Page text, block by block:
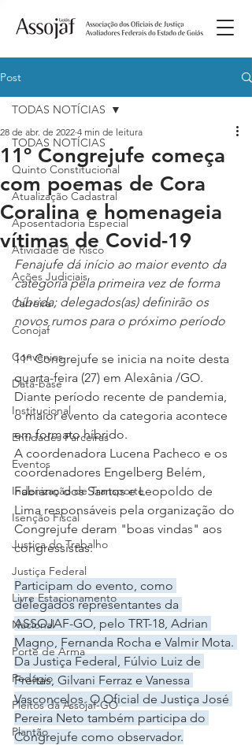
Post
TODAS NOTÍCIAS
Quinto Constitucional
Atualização Cadastral
Aposentadoria Especial
Atividade de Risco
Ações Judiciais
Carreira
Conojaf
Convênios
Data-base
Institucional
Entidades Parceiras
Eventos
Indenização de Transporte
Isenção Fiscal
Justiça do Trabalho
Justiça Federal
Livre Estacionamento
Nacional
Porte de Arma
Pedágio
Pleitos da Assojaf-GO
Plantão
TODAS NOTÍCIAS
11º Congrejufe começa
com poemas de Cora
Coralina e homenageia
vítimas de Covid-19
28 de abr. de 2022 4 min de leitura
Fenajufe dá início ao maior evento da
categoria pela primeira vez de forma
híbrida; delegados(as) definirão os
novos rumos para o próximo período
11º Congrejufe se inicia na noite desta
quarta-feira (27) em Alexânia /GO.
Diante período recente de pandemia,
o maior evento da categoria acontece
em formato híbrido.
A coordenadora Lucena Pacheco e os
coordenadores Engelberg Belém,
Fabiano dos Santos e Leopoldo de
Lima responsáveis pela organização do
Congrejufe deram "boas vindas" aos
congressistas.
Participam do evento, como
delegados representantes da
ASSOJAF-GO, pelo TRT-18, Adrian
Magno, Fernanda Rocha e Valmir Mota.
Da Justiça Federal, Fúlvio Luiz de
Freitas, Gilvani Ferraz e Vanessa
Vasconcelos. O Oficial de Justiça José
Pereira Neto também participa do
Congrejufe como observador.